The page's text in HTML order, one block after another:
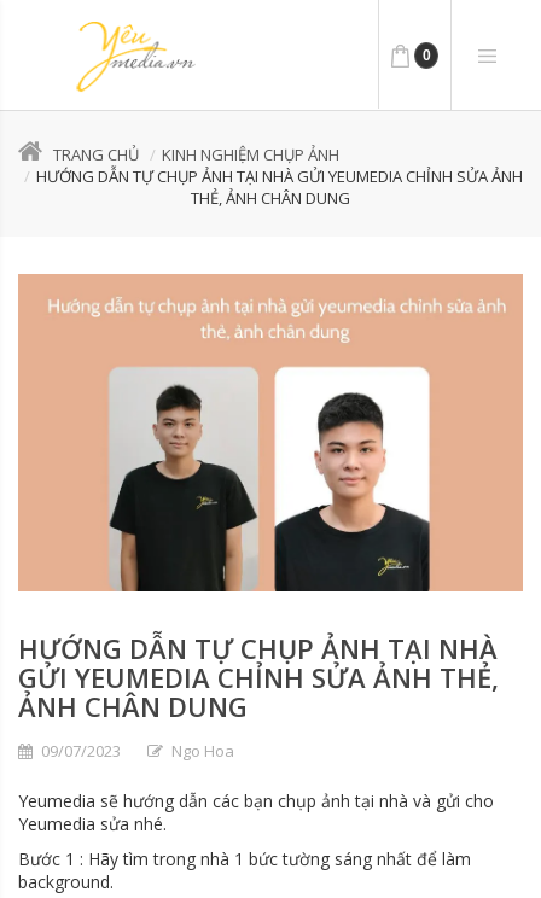
0
TRANG CHỦ
KINH NGHIỆM CHỤP ẢNH
HƯỚNG DẪN TỰ CHỤP ẢNH TẠI NHÀ GỬI YEUMEDIA CHỈNH SỬA ẢNH
THẺ, ẢNH CHÂN DUNG
HƯỚNG DẪN TỰ CHỤP ẢNH TẠI NHÀ
GỬI YEUMEDIA CHỈNH SỬA ẢNH THẺ,
ẢNH CHÂN DUNG
09/07/2023 Ngo Hoa
Yeumedia sẽ hướng dẫn các bạn chụp ảnh tại nhà và gửi cho
Yeumedia sửa nhé.
Bước 1 : Hãy tìm trong nhà 1 bức tường sáng nhất để làm
background.